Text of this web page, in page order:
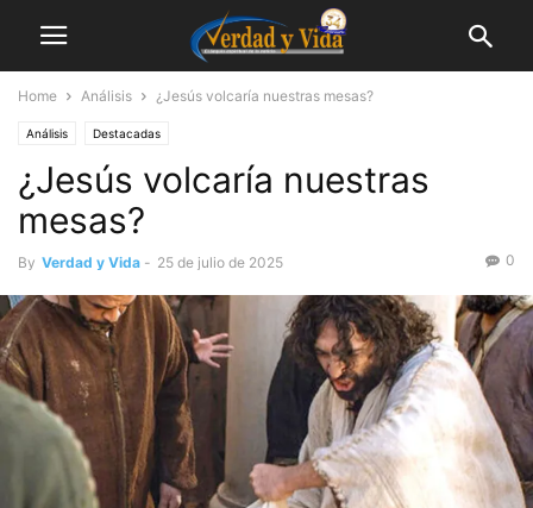
Home Análisis ¿Jesús volcaría nuestras mesas?
Análisis Destacadas
¿Jesús volcaría nuestras
mesas?
By Verdad y Vida - 25 de julio de 2025 0